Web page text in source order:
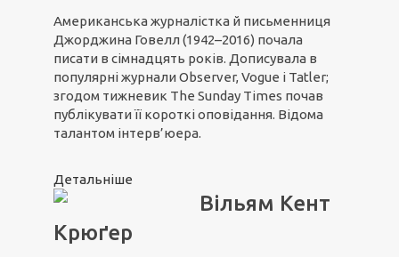
Американська журналістка й письменниця
Джорджина Говелл (1942–2016) почала
писати в сімнадцять років. Дописувала в
популярні журнали Observer, Vogue і Tatler;
згодом тижневик The Sunday Times почав
публікувати її короткі оповідання. Відома
талантом інтерв’юера.
Детальніше
Вільям Кент
Крюґер